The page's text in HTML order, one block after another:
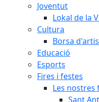
Joventut
Lokal de la
Cultura
Borsa
Educació
Esports
Fires i festes
Les nostres
Sant